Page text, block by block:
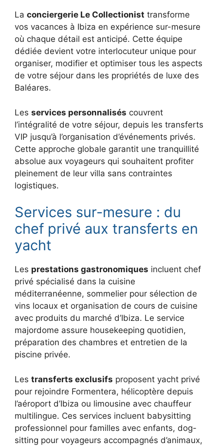
La conciergerie Le Collectionist transforme
vos vacances à Ibiza en expérience sur-mesure
où chaque détail est anticipé. Cette équipe
dédiée devient votre interlocuteur unique pour
organiser, modifier et optimiser tous les aspects
de votre séjour dans les propriétés de luxe des
Baléares.
Les services personnalisés couvrent
l’intégralité de votre séjour, depuis les transferts
VIP jusqu’à l’organisation d’événements privés.
Cette approche globale garantit une tranquillité
absolue aux voyageurs qui souhaitent profiter
pleinement de leur villa sans contraintes
logistiques.
Services sur-mesure : du
chef privé aux transferts en
yacht
Les prestations gastronomiques incluent chef
privé spécialisé dans la cuisine
méditerranéenne, sommelier pour sélection de
vins locaux et organisation de cours de cuisine
avec produits du marché d’Ibiza. Le service
majordome assure housekeeping quotidien,
préparation des chambres et entretien de la
piscine privée.
Les transferts exclusifs proposent yacht privé
pour rejoindre Formentera, hélicoptère depuis
l’aéroport d’Ibiza ou limousine avec chauffeur
multilingue. Ces services incluent babysitting
professionnel pour familles avec enfants, dog-
sitting pour voyageurs accompagnés d’animaux,